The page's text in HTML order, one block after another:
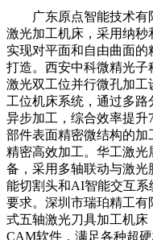
广东原点智能技术有
激光加工机床，采用纳
实现对平面和自由曲面
打造。西安中科微精光子
激光双工位并行微孔加工
工位机床系统，通过多
异步加工，综合效率提升
部件表面精密微结构的
精密高效加工。华工激
备，采用多轴联动与激
能切割头和AI智能交互
要求。深圳市瑞珀精工
式五轴激光刀具加工机床
CAM软件，满足各种超